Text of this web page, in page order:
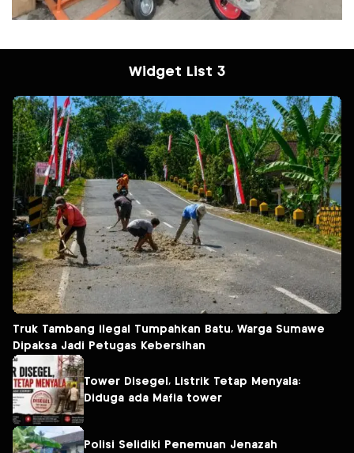
Widget List 3
Truk Tambang ilegal Tumpahkan Batu, Warga Sumawe
Dipaksa Jadi Petugas Kebersihan
Tower Disegel, Listrik Tetap Menyala:
Diduga ada Mafia tower
Polisi Selidiki Penemuan Jenazah